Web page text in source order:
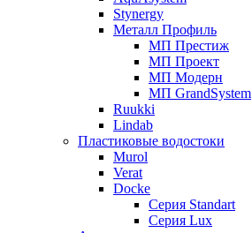
Stynergy
Металл Профиль
МП Престиж
МП Проект
МП Модерн
МП GrandSystem
Ruukki
Lindab
Пластиковые водостоки
Murol
Verat
Docke
Серия Standart
Серия Lux